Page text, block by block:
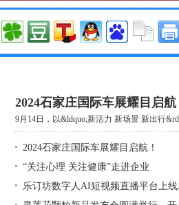
2024石家庄国际车展耀目启航
9月14日，以&ldquo;新活力 新场景 新出行
2024石家庄国际车展耀目启航！
“关注心理 关注健康”走进企业
乐订坊数字人AI短视频直播平台上